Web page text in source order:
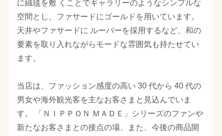
に絨毯を敷 くことでギャラリーのようなシンプルな
空間とし、ファサードにゴールドを用いています。
天井やファサードに ルーバーを採用するなど、和の
要素を取り入れながらモードな雰囲気も持たせてい
ます。
当店は、ファッション感度の高い 30 代から 40 代の
男女や海外観光客を主なお客さまと見込んでいま
す。 「ＮＩＰＰＯＮ ＭＡＤＥ」シリーズのファンや
新たなお客さまとの接点の場、また、今後の商品開